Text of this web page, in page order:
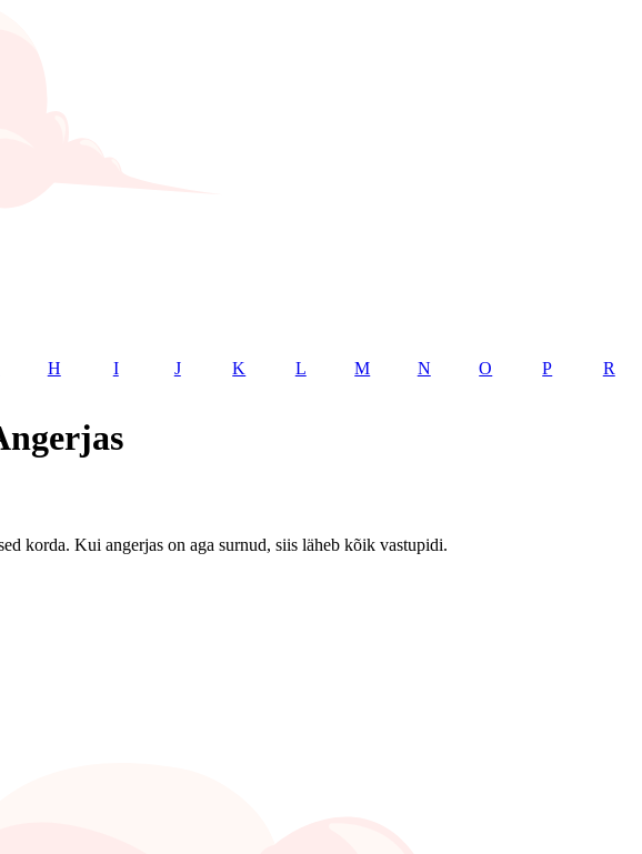
H I J K L M N O P R
korda. Kui angerjas on aga surnud, siis läheb kõik vastupidi.